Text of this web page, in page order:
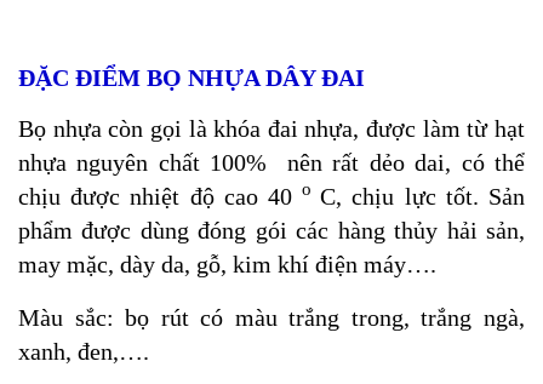
ĐẶC ĐIỂM BỌ NHỰA DÂY ĐAI
Bọ nhựa còn gọi là khóa đai nhựa, được làm từ hạt
nhựa nguyên chất 100% nên rất dẻo dai, có thể
chịu được nhiệt độ cao 40o C, chịu lực tốt. Sản
phẩm được dùng đóng gói các hàng thủy hải sản,
may mặc, dày da, gỗ, kim khí điện máy….
Màu sắc: bọ rút có màu trắng trong, trắng ngà,
xanh, đen,….